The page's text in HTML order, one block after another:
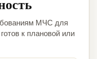
МЧС для
к плановой или